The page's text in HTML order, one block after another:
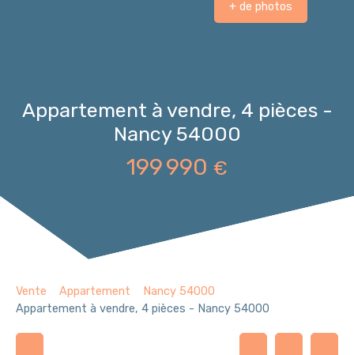
+ de photos
Appartement à vendre, 4 pièces -
Nancy 54000
199 990 €
Vente Appartement
Nancy 54000
Appartement à vendre, 4 pièces - Nancy 54000